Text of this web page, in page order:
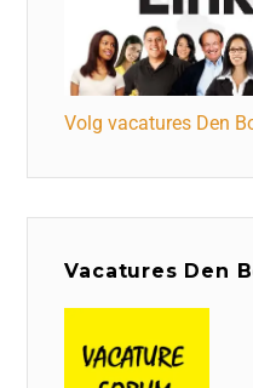
Volg vacatures Den
Vacatures Den